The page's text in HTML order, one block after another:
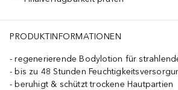
PRODUKTINFORMATIONEN
regenerierende Bodylotion für
bis zu 48 Stunden
beruhigt & schützt trockene Hautpartien